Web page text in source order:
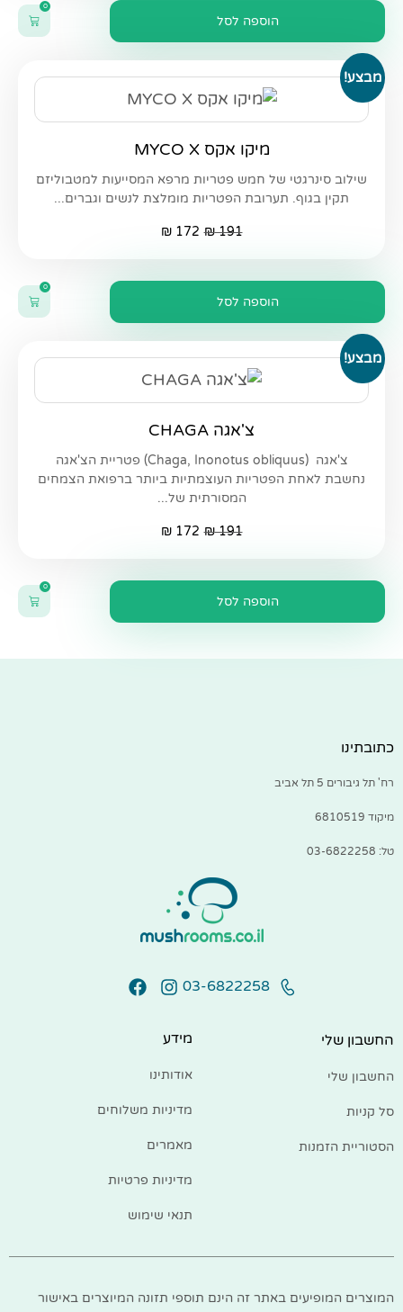
הוספה לסל
0
מבצע!
מיקו אקס MYCO X
שילוב סינרגטי של חמש פטריות מרפא המסייעות למטבוליזם
תקין בגוף. תערובת הפטריות מומלצת לנשים וגברים...
₪191
₪172
הוספה לסל
0
מבצע!
צ'אגה CHAGA
צ'אגה (Chaga, Inonotus obliquus) פטריית הצ'אגה
נחשבת לאחת הפטריות העוצמתיות ביותר ברפואת הצמחים
המסורתית של...
₪191
₪172
הוספה לסל
0
מידע
אודותינו
מדיניות משלוחים
מאמרים
מדיניות פרטיות
תנאי שימוש
כתובתינו
רח' תל גיבורים 5 תל אביב
מיקוד 6810519
טל: 03-6822258
החשבון שלי
החשבון שלי
סל קניות
הסטוריית הזמנות
03-6822258
המוצרים המופיעים באתר זה הינם תוספי תזונה המיוצרים באישור